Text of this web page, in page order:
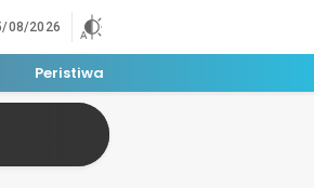
08/2026
Peristiwa